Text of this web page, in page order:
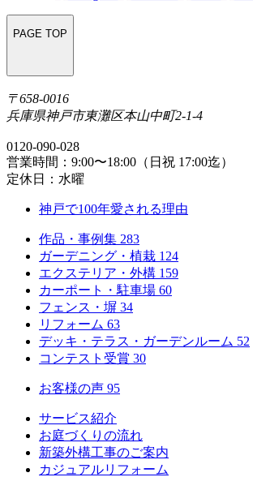
PAGE TOP
〒658-0016
兵庫県神戸市東灘区本山中町2-1-4
0120-090-028
営業時間：9:00〜18:00（日祝 17:00迄）
定休日：水曜
神戸で100年愛される理由
作品・事例集 283
ガーデニング・植栽 124
エクステリア・外構 159
カーポート・駐車場 60
フェンス・塀 34
リフォーム 63
デッキ・テラス・ガーデンルーム 52
コンテスト受賞 30
お客様の声 95
サービス紹介
お庭づくりの流れ
新築外構工事のご案内
カジュアルリフォーム